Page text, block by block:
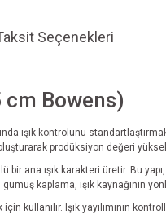
Seçenekleri
cm Bowens)
ışık kontrolünü
prodüksiyon değeri
ana ışık karakteri üretir. Bu
kaplama, ışık kaynağının
kullanılır. Işık yayılımının